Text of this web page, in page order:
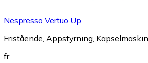
Nespresso Vertuo Up
Fristående, Appstyrning, Kapselmaskin
fr.